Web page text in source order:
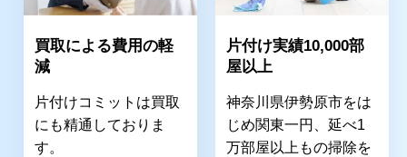
買取による費用の軽
減
片付けコミットは買取
にも精通しておりま
す。
片付け実績10,000部
屋以上
神奈川県伊勢原市をは
じめ関東一円、延べ1
万部屋以上もの掃除を